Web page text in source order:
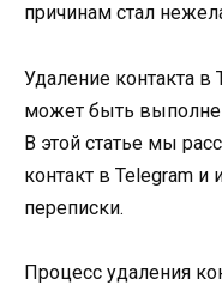
причинам стал
Удаление контакта в
может быть
В этой статье мы
контакт в Telegram и
переписки.
Процесс удаления